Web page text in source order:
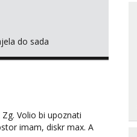
do sada
Volio bi upoznati
imam, diskr max. A